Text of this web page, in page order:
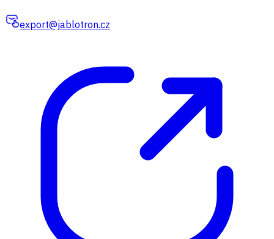
export@jablotron.cz